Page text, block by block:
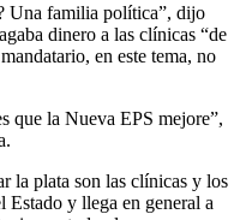
Una familia política”, dijo
dinero a las clínicas “de
en este tema, no
que la Nueva EPS mejore”,
la plata son las clínicas y los
Estado y llega en general a